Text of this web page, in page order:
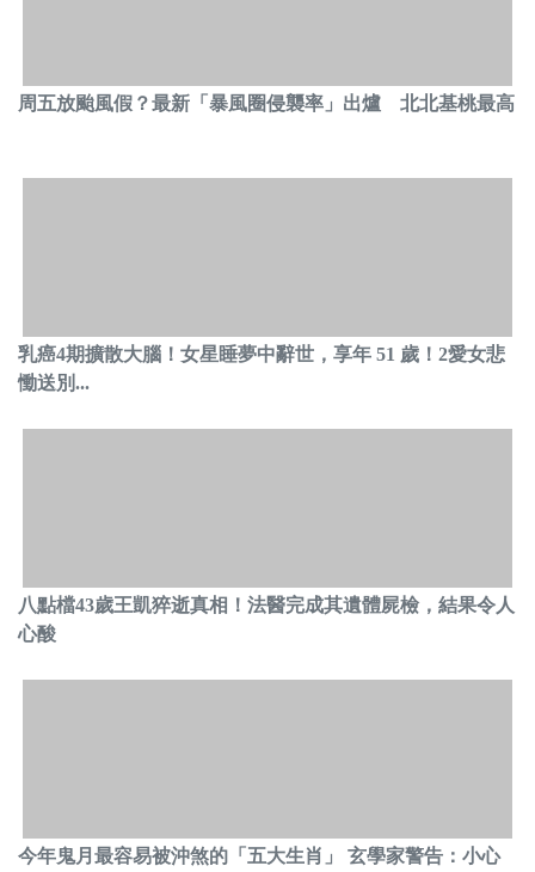
周五放颱風假？最新「暴風圈侵襲率」出爐 北北基桃最高
乳癌4期擴散大腦！女星睡夢中辭世，享年 51 歲！2愛女悲
慟送別...
八點檔43歲王凱猝逝真相！法醫完成其遺體屍檢，結果令人
心酸
今年鬼月最容易被沖煞的「五大生肖」 玄學家警告：小心